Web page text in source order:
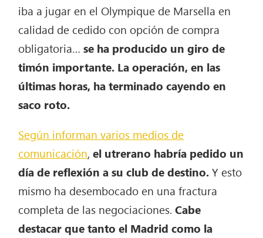
iba a jugar en el Olympique de Marsella en
calidad de cedido con opción de compra
obligatoria… se ha producido un giro de
timón importante. La operación, en las
últimas horas, ha terminado cayendo en
saco roto.
Según informan varios medios de
comunicación,el utrerano habría pedido un
día de reflexión a su club de destino.Y esto
mismo ha desembocado en una fractura
completa de las negociaciones.Cabe
destacar que tanto el Madrid como la